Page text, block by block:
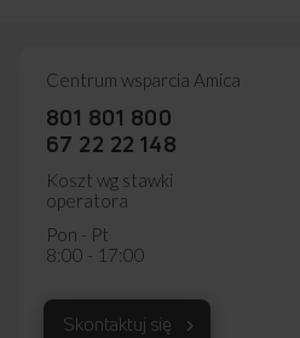
Centrum wsparcia Amica
801 801 800
67 22 22 148
Koszt wg stawki
operatora
Pon - Pt
8:00 - 17:00
Skontaktuj się